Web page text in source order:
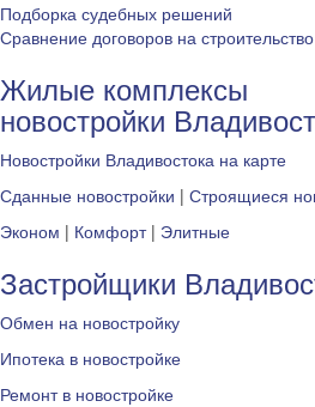
Подборка судебных решений
Сравнение договоров на
Жилые комплексы
новостройки
Новостройки Владивостока на карте
Сданные новостройки | Строящиеся
Эконом | Комфорт| Элитные
Застройщики
Обмен на новостройку
Ипотека в новостройке
Ремонт в новостройке